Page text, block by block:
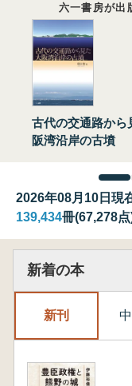
六一書房が出
古代の交通路から
阪湾沿岸の古墳
2026年08月10日現
139,434冊(67,278
新着の本
新刊